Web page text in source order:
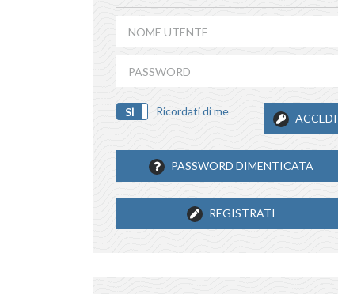
SÌ NO
Ricordati di me
ACCEDI
PASSWORD DIMENTICATA
REGISTRATI